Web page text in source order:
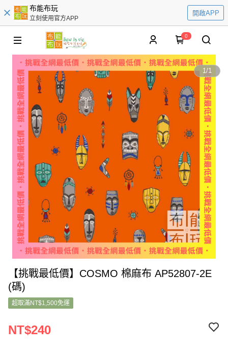
布能布玩
立刻使用官方APP
開啟APP
0
1/1
【挑戰最低價】COSMO 棉麻布 AP52807-2E
(碼)
超取滿NT$1,500免運
NT$240